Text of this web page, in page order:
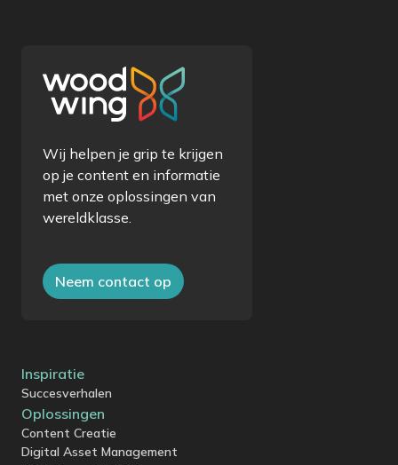
Wij helpen je grip te krijgen
op je content en informatie
met onze oplossingen van
wereldklasse.
Neem contact op
Inspiratie
Succesverhalen
Oplossingen
Content Creatie
Digital Asset Management